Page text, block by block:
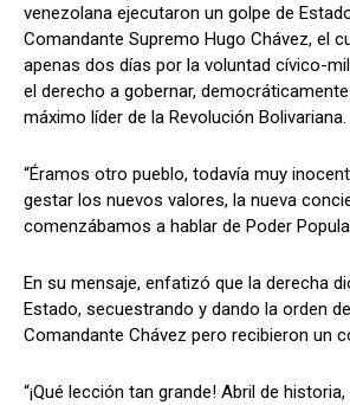
venezolana ejecutaron un golpe de
Comandante Supremo Hugo Chávez, el
apenas dos días por la voluntad cívico-
el derecho a gobernar,
máximo líder de la Revolución Bolivariana.
“Éramos otro pueblo, todavía muy
gestar los nuevos valores, la nueva
comenzábamos a hablar de Poder
En su mensaje, enfatizó que la derecha
Estado, secuestrando y dando la orden
Comandante Chávez pero recibieron un
“¡Qué lección tan grande! Abril de